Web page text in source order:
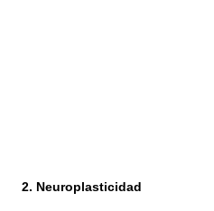
2. Neuroplasticidad